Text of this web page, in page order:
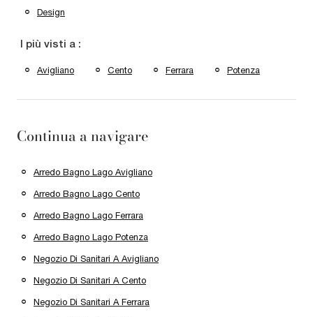
Design
I più visti a :
Avigliano Cento Ferrara Potenza
Continua a navigare
Arredo Bagno Lago Avigliano
Arredo Bagno Lago Cento
Arredo Bagno Lago Ferrara
Arredo Bagno Lago Potenza
Negozio Di Sanitari A Avigliano
Negozio Di Sanitari A Cento
Negozio Di Sanitari A Ferrara